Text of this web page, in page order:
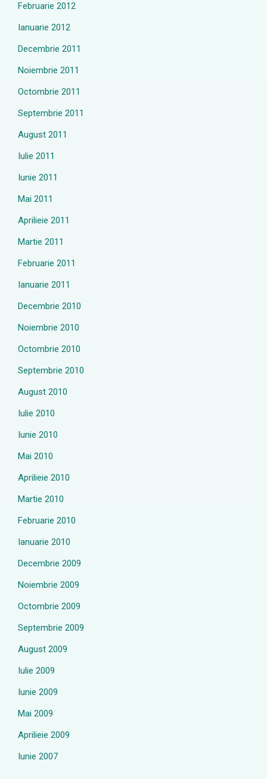
Februarie 2012
Ianuarie 2012
Decembrie 2011
Noiembrie 2011
Octombrie 2011
Septembrie 2011
August 2011
Iulie 2011
Iunie 2011
Mai 2011
Aprilieie 2011
Martie 2011
Februarie 2011
Ianuarie 2011
Decembrie 2010
Noiembrie 2010
Octombrie 2010
Septembrie 2010
August 2010
Iulie 2010
Iunie 2010
Mai 2010
Aprilieie 2010
Martie 2010
Februarie 2010
Ianuarie 2010
Decembrie 2009
Noiembrie 2009
Octombrie 2009
Septembrie 2009
August 2009
Iulie 2009
Iunie 2009
Mai 2009
Aprilieie 2009
Iunie 2007